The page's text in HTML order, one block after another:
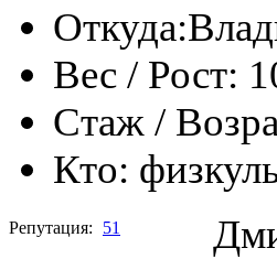
Откуда:
Вес / Рост:
Стаж /
Кто:
Репутация: 51